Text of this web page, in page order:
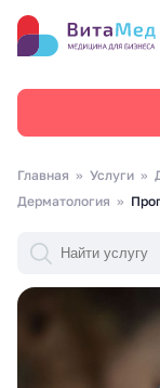
Главная Услуги
Дерматология